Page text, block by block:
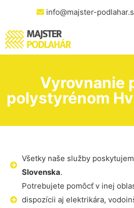
info@majster-
Vyrovnanie
polystyrénom
Všetky naše služby
Slovenska.
Potrebujete pomôcť v inej
dispozícii aj elektrikára,